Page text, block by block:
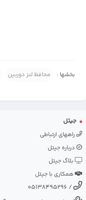
بخشها : محافظ لنز دوربین
جیتل
راههای ارتباطی
درباره جیتل
بلاگ جیتل
همکاری با جیتل
/
05138495296